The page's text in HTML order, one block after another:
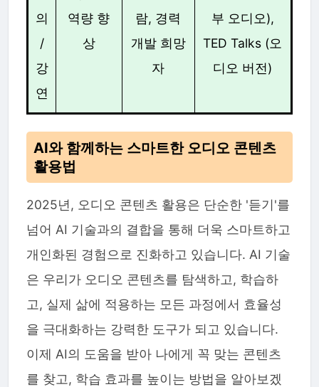
의
/
강
연
역량 향
상
람, 경력
개발 희망
자
부 오디오),
TED Talks (오
디오 버전)
AI와 함께하는 스마트한 오디오 콘텐츠
활용법
2025년, 오디오 콘텐츠 활용은 단순한 '듣기'를
넘어 AI 기술과의 결합을 통해 더욱 스마트하고
개인화된 경험으로 진화하고 있습니다. AI 기술
은 우리가 오디오 콘텐츠를 탐색하고, 학습하
고, 실제 삶에 적용하는 모든 과정에서 효율성
을 극대화하는 강력한 도구가 되고 있습니다.
이제 AI의 도움을 받아 나에게 꼭 맞는 콘텐츠
를 찾고, 학습 효과를 높이는 방법을 알아보겠